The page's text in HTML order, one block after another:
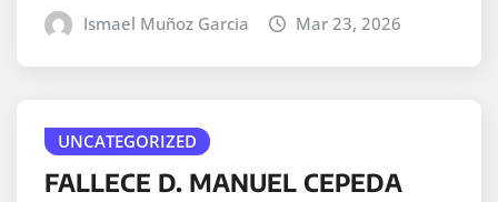
Ismael Muñoz Garcia Mar 23, 2026
UNCATEGORIZED
FALLECE D. MANUEL CEPEDA